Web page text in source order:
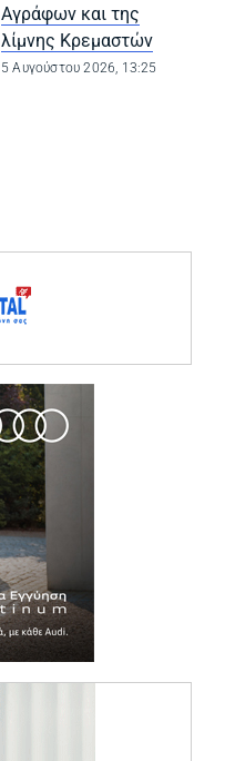
Αγράφων και της
λίμνης Κρεμαστών
5 Αυγούστου 2026, 13:25